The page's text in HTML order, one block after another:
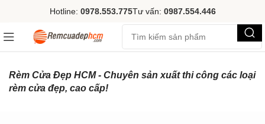
Hotline: 0978.553.775Tư vấn: 0987.554.446
Rèm Cửa Đẹp HCM - Chuyên sản xuất thi công các loại
rèm cửa đẹp, cao cấp!